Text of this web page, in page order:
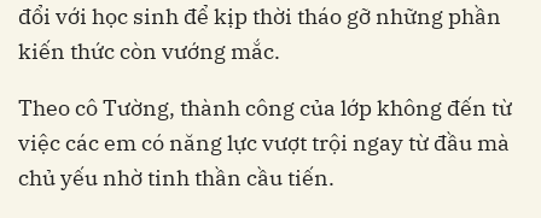
đổi với học sinh để kịp thời tháo gỡ những phần
kiến thức còn vướng mắc.
Theo cô Tường, thành công của lớp không đến từ
việc các em có năng lực vượt trội ngay từ đầu mà
chủ yếu nhờ tinh thần cầu tiến.